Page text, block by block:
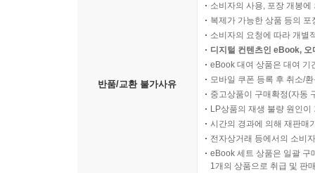
반품/교환 불가사유
소비자의 사용, 포장 개봉
복제가 가능한 상품 등의
소비자의 요청에 따라 개별
디지털 컨텐츠인 eBook,
eBook 대여 상품은 대여 기
모바일 쿠폰 등록 후 취소/
중고상품이 구매확정(자동
LP상품의 재생 불량 원인
시간의 경과에 의해 재판매
전자상거래 등에서의 소비
eBook 세트 상품은 일괄 구
1개의 상품으로 취급 및 판